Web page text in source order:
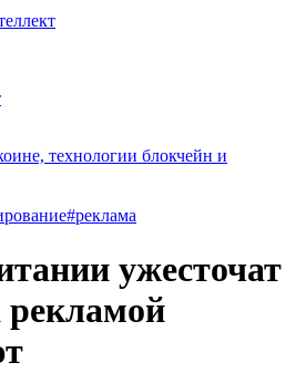
технологии блокчейн и
#реклама
ужесточат
рекламой